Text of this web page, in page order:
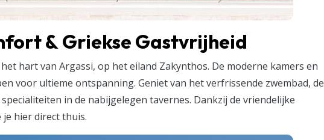
& Griekse Gastvrijheid
hart van Argassi, op het eiland Zakynthos. De moderne kamers en
voor ultieme ontspanning. Geniet van het verfrissende zwembad, de
in de nabijgelegen tavernes. Dankzij de vriendelijke
hier direct thuis.